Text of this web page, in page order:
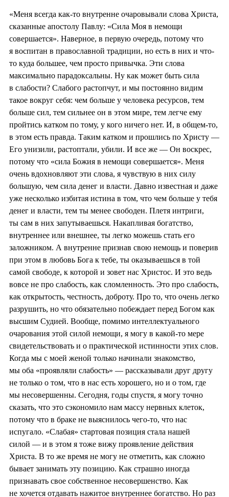
«Меня всегда как-то внутренне очаровывали слова Христа,
сказанные апостолу Павлу: «Сила Моя в немощи
совершается». Наверное, в первую очередь, потому что
я воспитан в православной традиции, но есть в них и что-
то куда большее, чем просто привычка. Эти слова
максимально парадоксальны. Ну как может быть сила
в слабости? Слабого растопчут, и мы постоянно видим
такое вокруг себя: чем больше у человека ресурсов, тем
больше сил, тем сильнее он в этом мире, тем легче ему
пройтись катком по тому, у кого ничего нет. И, в общем-то,
в этом есть правда. Таким катком и прошлись по Христу —
Его унизили, растоптали, убили. И все же — Он воскрес,
потому что «сила Божия в немощи совершается». Меня
очень вдохновляют эти слова, я чувствую в них силу
большую, чем сила денег и власти. Давно известная и даже
уже несколько избитая истина в том, что чем больше у тебя
денег и власти, тем ты менее свободен. Плетя интриги,
ты сам в них запутываешься. Накапливая богатство,
внутреннее или внешнее, ты легко можешь стать его
заложником. А внутренне признав свою немощь и поверив
при этом в любовь Бога к тебе, ты оказываешься в той
самой свободе, к которой и зовет нас Христос. И это ведь
вовсе не про слабость, как сломленность. Это про слабость,
как открытость, честность, доброту. Про то, что очень легко
разрушить, но что обязательно побеждает перед Богом как
высшим Судией. Вообще, помимо интеллектуального
очарования этой силой немощи, я могу в какой-то мере
свидетельствовать и о практической истинности этих слов.
Когда мы с моей женой только начинали знакомство,
мы оба «проявляли слабость» — рассказывали друг другу
не только о том, что в нас есть хорошего, но и о том, где
мы несовершенны. Сегодня, годы спустя, я могу точно
сказать, что это сэкономило нам массу нервных клеток,
потому что в браке не выяснилось чего-то, что нас
испугало. «Слабая» стартовая позиция стала нашей
силой — и в этом я тоже вижу проявление действия
Христа. В то же время не могу не отметить, как сложно
бывает занимать эту позицию. Как страшно иногда
признавать свое собственное несовершенство. Как
не хочется отдавать нажитое внутреннее богатство. Но раз